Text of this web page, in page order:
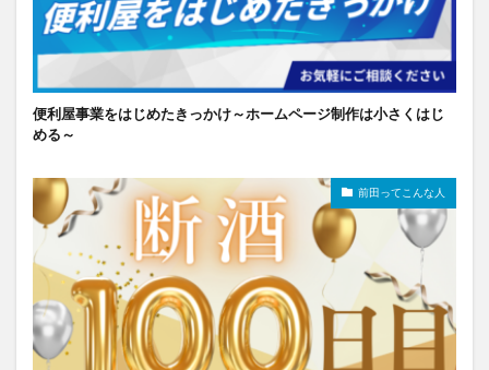
便利屋事業をはじめたきっかけ～ホームページ制作は小さくはじ
める～
前田ってこんな人